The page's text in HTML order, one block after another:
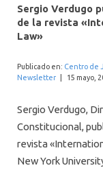
INTERNACIONAL
Sergio Verdugo
de la revista
Law»
Publicado en: Centro de
Newsletter
15 mayo,
Sergio Verdugo,
Constitucional,
revista
New York